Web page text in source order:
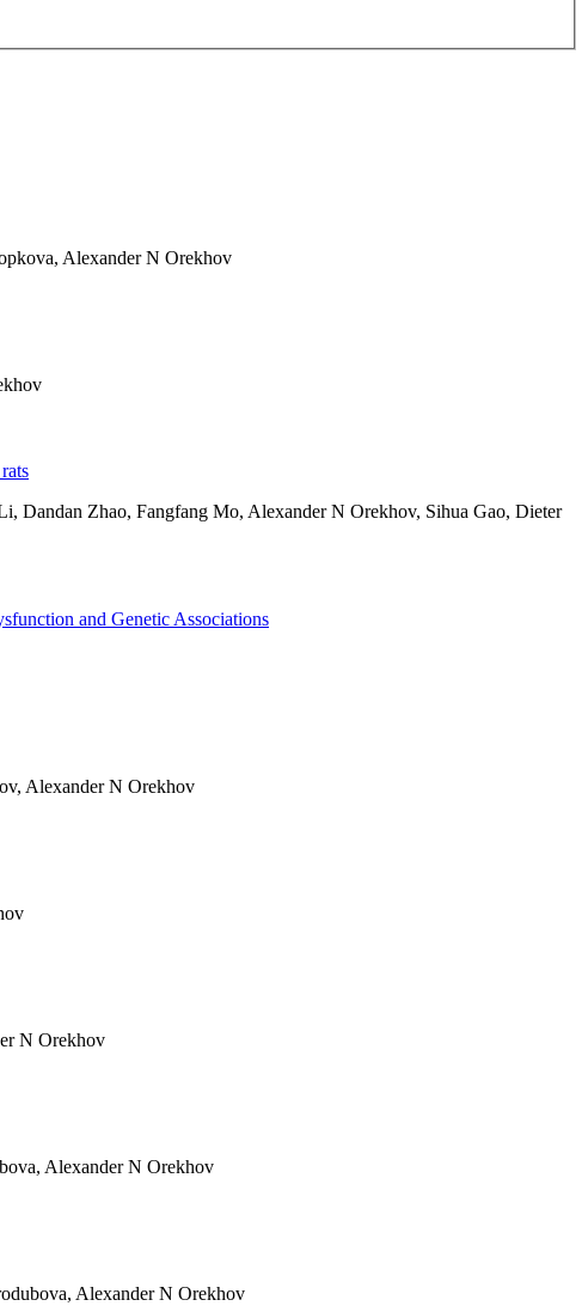
Alexander N Orekhov
Dandan Zhao, Fangfang Mo, Alexander N Orekhov, Sihua Gao, Dieter
and Genetic Associations
Alexander N Orekhov
N Orekhov
Alexander N Orekhov
Alexander N Orekhov